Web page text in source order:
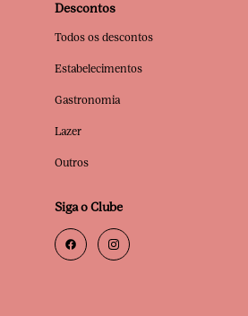
Descontos
Todos os descontos
Estabelecimentos
Gastronomia
Lazer
Outros
Siga o Clube